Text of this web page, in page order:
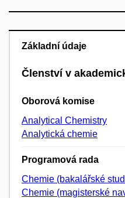
Základní údaje
Členství v
Oborová komise
Analytical Chemistry
Analytická chemie
Programová rada
Chemie (bakalářské
Chemie (magisterské